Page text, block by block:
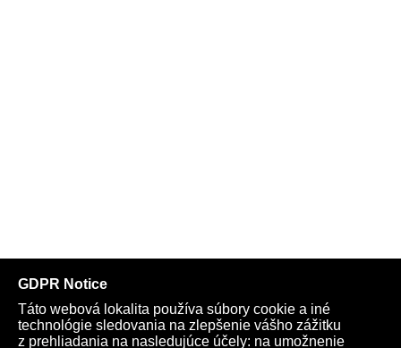
Ďalšie články: